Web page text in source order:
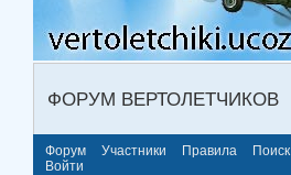
ФОРУМ ВЕРТОЛЕТЧИКОВ
Форум Участники Правила Поиск
Войти